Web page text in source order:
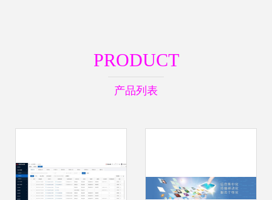
PRODUCT
产品列表